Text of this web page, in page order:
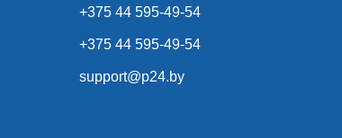
+375 44 595-49-54
+375 44 595-49-54
support@p24.by